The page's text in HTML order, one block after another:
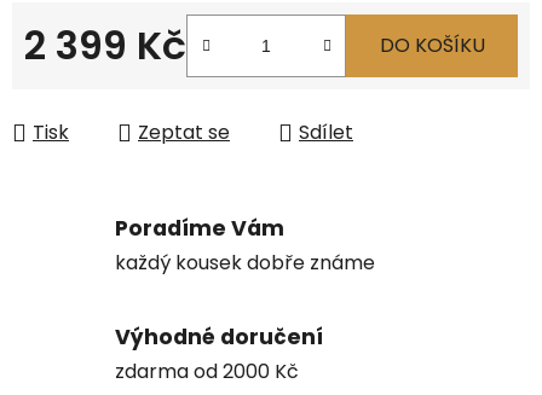
2 399 Kč DO KOŠÍKU
Tisk Zeptat se Sdílet
Poradíme Vám
každý kousek dobře známe
Výhodné doručení
zdarma od 2000 Kč